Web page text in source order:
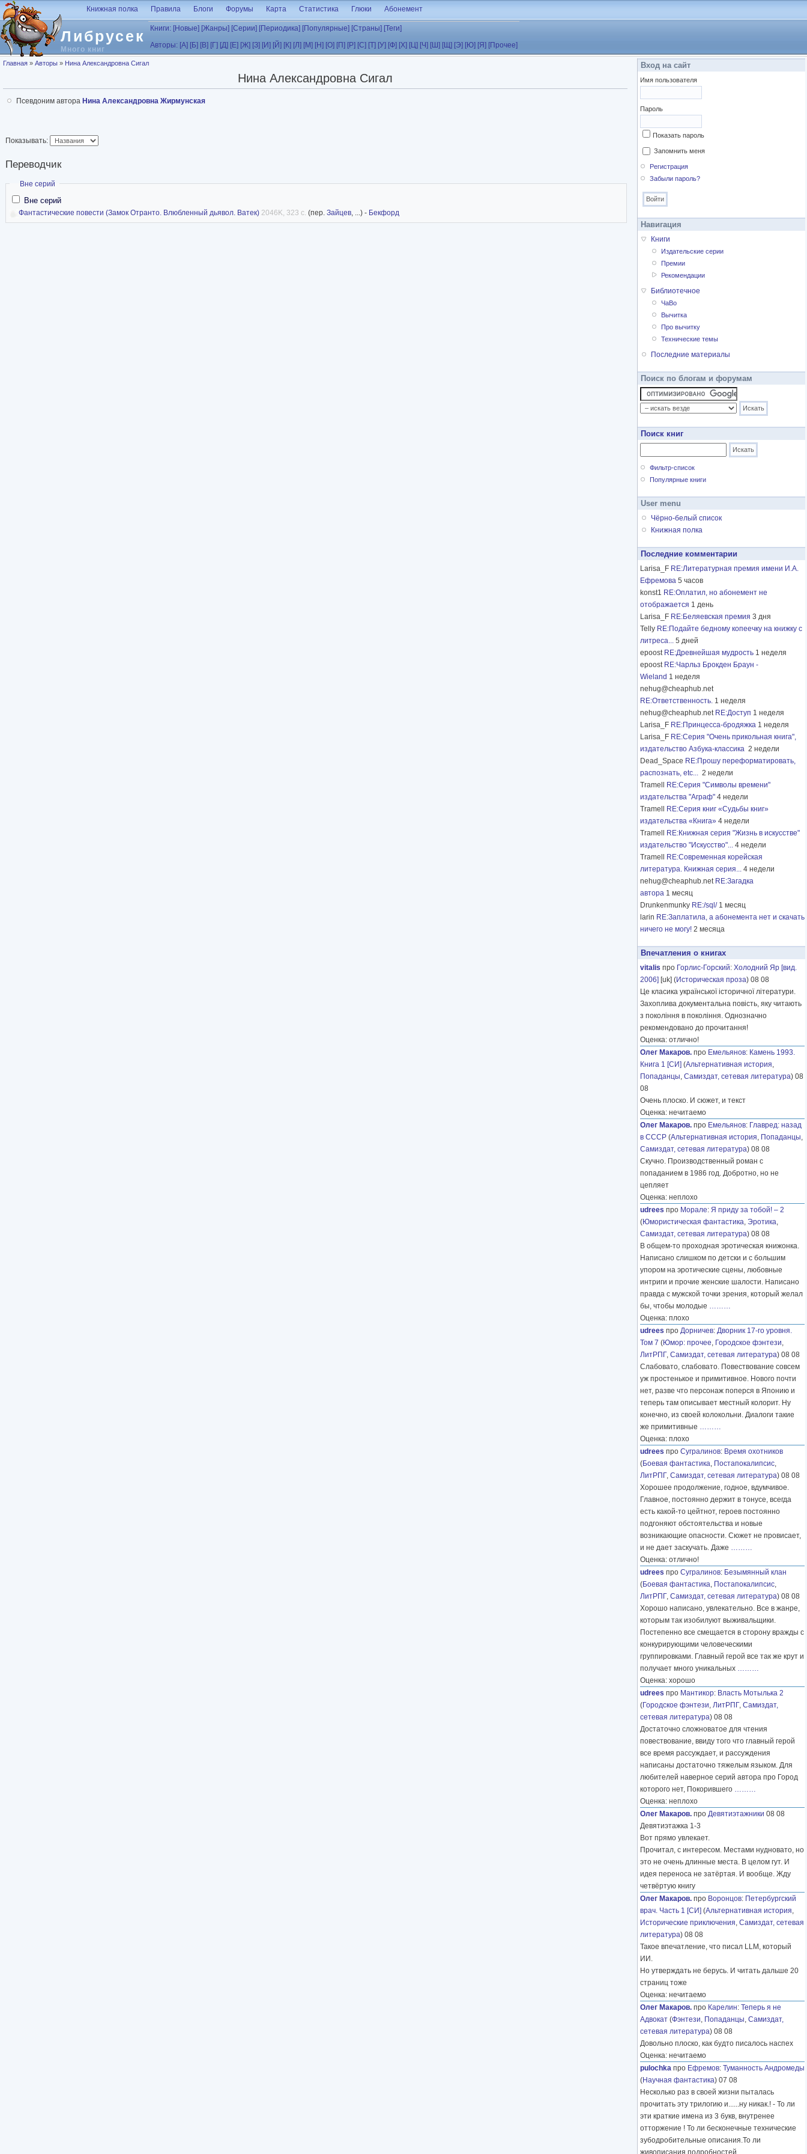
Перейти к основному содержанию
Либрусек
Много книг
Книжная полка Правила Блоги Форумы Карта Статистика Глюки Абонемент
Книги: [Новые] [Жанры] [Серии] [Периодика] [Популярные] [Страны] [Теги]
Авторы: [А] [Б] [В] [Г] [Д] [Е] [Ж] [З] [И] [Й] [К] [Л] [М] [Н] [О] [П] [Р] [С] [Т] [У] [Ф] [Х] [Ц] [Ч] [Ш] [Щ] [Э] [Ю] [Я] [Прочее]
Вы здесь
Главная » Авторы » Нина Александровна Сигал
Нина Александровна Сигал
Псевдоним автора Нина Александровна Жирмунская
Показывать:
Переводчик
Скрыть
Вне серий
Вне серий
Фантастические повести (Замок Отранто. Влюбленный дьявол. Ватек) 2046K, 323 с. (пер. Зайцев, ...) - Бекфорд
Вход на сайт
Имя пользователя
Пароль
Показать пароль
Запомнить меня
Регистрация
Забыли пароль?
Навигация
Книги
Издательские серии
Премии
Рекомендации
Библиотечное
ЧаВо
Вычитка
Про вычитку
Технические темы
Последние материалы
Поиск по блогам и форумам
Поиск книг
Фильтр-список
Популярные книги
User menu
Чёрно-белый список
Книжная полка
Последние комментарии
Larisa_F RE:Литературная премия имени И.А.
Ефремова 5 часов
konst1 RE:Оплатил, но абонемент не
отображается 1 день
Larisa_F RE:Беляевская премия 3 дня
Telly RE:Подайте бедному копеечку на книжку с
литреса... 5 дней
epoost RE:Древнейшая мудрость 1 неделя
epoost RE:Чарльз Брокден Браун -
Wieland 1 неделя
nehug@cheaphub.net
RE:Ответственность. 1 неделя
nehug@cheaphub.net RE:Доступ 1 неделя
Larisa_F RE:Принцесса-бродяжка 1 неделя
Larisa_F RE:Серия "Очень прикольная книга",
издательство Азбука-классика 2 недели
Dead_Space RE:Прошу переформатировать,
распознать, etc... 2 недели
Tramell
RE:Серия "Символы времени"
издательства "Аграф" 4 недели
Tramell
RE:Серия книг «Судьбы книг»
издательства «Книга» 4 недели
Tramell
RE:Книжная серия "Жизнь в искусстве"
издательство "Искусство"... 4 недели
Tramell
RE:Современная корейская
литература. Книжная серия... 4 недели
nehug@cheaphub.net RE:Загадка
автора 1 месяц
Drunkenmunky RE:/sql/ 1 месяц
larin RE:Заплатила, а абонемента нет и скачать
ничего не могу! 2 месяца
Впечатления о книгах
vitalis про Горлис-Горский: Холодний Яр [вид.
2006] [uk] (Историческая проза) 08 08
Це класика української історичної літератури.
Захоплива документальна повість, яку читають
з покоління в покоління. Однозначно
рекомендовано до прочитання!
Оценка: отлично!
Олег Макаров. про Емельянов: Камень 1993.
Книга 1 [СИ] (Альтернативная история,
Попаданцы, Самиздат, сетевая литература) 08
08
Очень плоско. И сюжет, и текст
Оценка: нечитаемо
Олег Макаров. про Емельянов: Главред: назад
в СССР (Альтернативная история, Попаданцы,
Самиздат, сетевая литература) 08 08
Скучно. Производственный роман с
попаданием в 1986 год. Добротно, но не
цепляет
Оценка: неплохо
udrees про Морале: Я приду за тобой! – 2
(Юмористическая фантастика, Эротика,
Самиздат, сетевая литература) 08 08
В общем-то проходная эротическая книжонка.
Написано слишком по детски и с большим
упором на эротические сцены, любовные
интриги и прочие женские шалости. Написано
правда с мужской точки зрения, который желал
бы, чтобы молодые ………
Оценка: плохо
udrees про Дорничев: Дворник 17-го уровня.
Том 7 (Юмор: прочее, Городское фэнтези,
ЛитРПГ, Самиздат, сетевая литература) 08 08
Слабовато, слабовато. Повествование совсем
уж простенькое и примитивное. Нового почти
нет, разве что персонаж поперся в Японию и
теперь там описывает местный колорит. Ну
конечно, из своей колокольни. Диалоги такие
же примитивные ………
Оценка: плохо
udrees про Сугралинов: Время охотников
(Боевая фантастика, Постапокалипсис,
ЛитРПГ, Самиздат, сетевая литература) 08 08
Хорошее продолжение, годное, вдумчивое.
Главное, постоянно держит в тонусе, всегда
есть какой-то цейтнот, героев постоянно
подгоняют обстоятельства и новые
возникающие опасности. Сюжет не провисает,
и не дает заскучать. Даже ………
Оценка: отлично!
udrees про Сугралинов: Безымянный клан
(Боевая фантастика, Постапокалипсис,
ЛитРПГ, Самиздат, сетевая литература) 08 08
Хорошо написано, увлекательно. Все в жанре,
которым так изобилуют выживальщики.
Постепенно все смещается в сторону вражды с
конкурирующими человеческими
группировками. Главный герой все так же крут и
получает много уникальных ………
Оценка: хорошо
udrees про Мантикор: Власть Мотылька 2
(Городское фэнтези, ЛитРПГ, Самиздат,
сетевая литература) 08 08
Достаточно сложноватое для чтения
повествование, ввиду того что главный герой
все время рассуждает, и рассуждения
написаны достаточно тяжелым языком. Для
любителей наверное серий автора про Город
которого нет, Покорившего ………
Оценка: неплохо
Олег Макаров. про Девятиэтажники 08 08
Девятиэтажка 1-3
Вот прямо увлекает.
Прочитал, с интересом. Местами нудновато, но
это не очень длинные места. В целом гут. И
идея переноса не затёртая. И вообще. Жду
четвёртую книгу
Олег Макаров. про Воронцов: Петербургский
врач. Часть 1 [СИ] (Альтернативная история,
Исторические приключения, Самиздат, сетевая
литература) 08 08
Такое впечатление, что писал LLM, который
ИИ.
Но утверждать не берусь. И читать дальше 20
страниц тоже
Оценка: нечитаемо
Олег Макаров. про Карелин: Теперь я не
Адвокат (Фэнтези, Попаданцы, Самиздат,
сетевая литература) 08 08
Довольно плоско, как будто писалось наспех
Оценка: нечитаемо
pulochka про Ефремов: Туманность Андромеды
(Научная фантастика) 07 08
Несколько раз в своей жизни пыталась
прочитать эту трилогию и......ну никак.! - То ли
эти краткие имена из 3 букв, внутренее
отторжение ! То ли бесконечные технические
зубодробительные описания.То ли